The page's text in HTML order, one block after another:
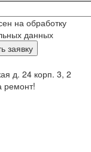
на обработку
данных
д. 24 корп. 3, 2
ремонт!